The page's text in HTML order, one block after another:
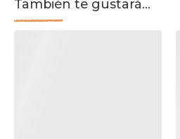
También te gustará...